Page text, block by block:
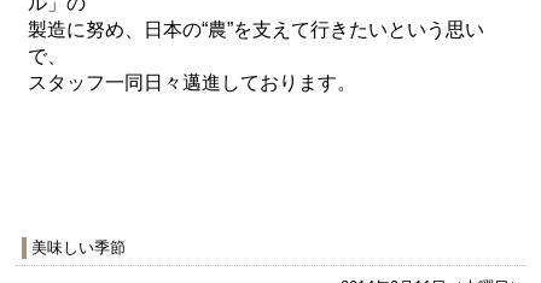
製造に努め、日本の“農”を支えて行きたいという思い
で、
スタッフ一同日々邁進しております。
美味しい季節